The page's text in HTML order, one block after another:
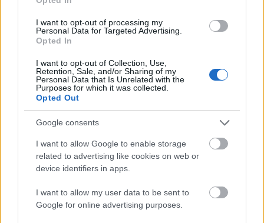
I want to opt-out of processing my
Personal Data for Targeted Advertising.
Opted In
I want to opt-out of Collection, Use,
Retention, Sale, and/or Sharing of my
Personal Data that Is Unrelated with the
Purposes for which it was collected.
Opted Out
Google consents
I want to allow Google to enable storage
related to advertising like cookies on web or
device identifiers in apps.
I want to allow my user data to be sent to
Google for online advertising purposes.
Παναθηναϊκός: Η ΤΣΣΚΑ 1948 έριξε τριάρα και πέρασε
δεύτερη
ΝΤΑΝΙΙΛ ΜΕΝΤΒΕΝΤΕΦ
Για να προσθέσεις το σχόλιο
σου πρέπει να συνδεθείς
στο my gazzetta!